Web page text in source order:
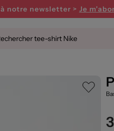
à notre newsletter > Je